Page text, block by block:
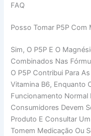
FAQ
Posso Tomar P5P Com
Sim, O P5P E O
Combinados Nas
O P5P Contribui Para
Vitamina B6, Enquanto
Funcionamento Normal
Consumidores Devem
Produto E Consultar
Tomem Medicação Ou